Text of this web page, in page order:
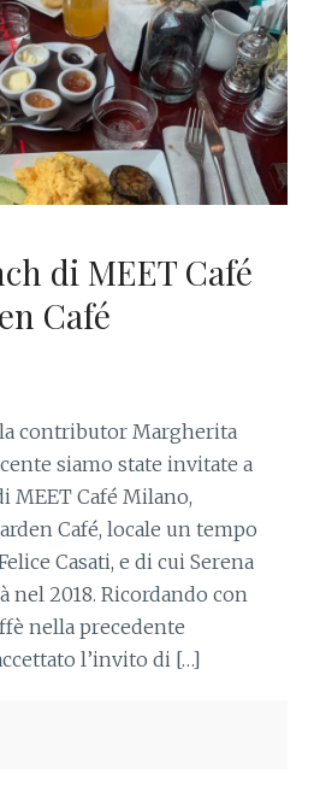
di MEET Café
Café
contributor Margherita
siamo state invitate a
MEET Café Milano,
Café, locale un tempo
Casati, e di cui Serena
nel 2018. Ricordando con
nella precedente
l’invito di […]